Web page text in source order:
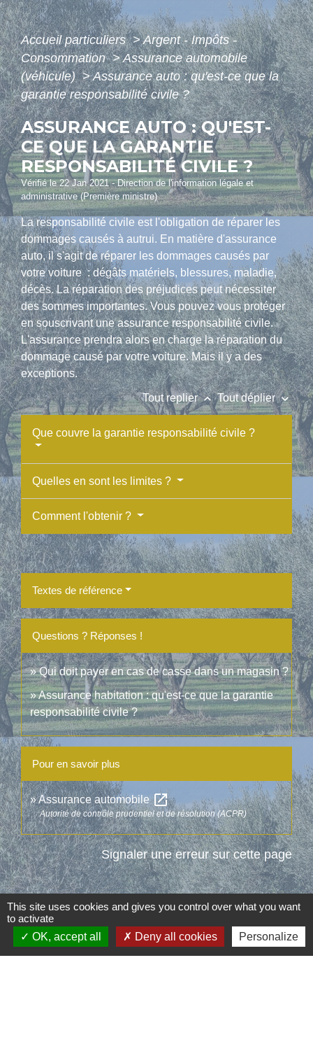
Accueil particuliers> Argent - Impôts -
Consommation> Assurance automobile
(véhicule)> Assurance auto : qu'est-ce que la
garantie responsabilité civile ?
ASSURANCE AUTO : QU'EST-
CE QUE LA GARANTIE
RESPONSABILITÉ CIVILE ?
Vérifié le 22 Jan 2021 - Direction de l'information légale et
administrative (Première ministre)
La responsabilité civile est l'obligation de réparer les
dommages causés à autrui. En matière d'assurance
auto, il s'agit de réparer les dommages causés par
votre voiture : dégâts matériels, blessures, maladie,
décès. La réparation des préjudices peut nécessiter
des sommes importantes. Vous pouvez vous protéger
en souscrivant une assurance responsabilité civile.
L'assurance prendra alors en charge la réparation du
dommage causé par votre voiture. Mais il y a des
exceptions.
Tout replierkeyboard_arrow_up Tout déplierkeyboard_arrow_down
Que couvre la garantie responsabilité civile ?
Quelles en sont les limites ?
Comment l'obtenir ?
Textes de référence
Questions ? Réponses !
Qui doit payer en cas de casse dans un magasin ?
Assurance habitation : qu'est-ce que la garantie
responsabilité civile ?
Pour en savoir plus
Assurance automobileopen_in_new
Autorité de contrôle prudentiel et de résolution (ACPR)
Signaler une erreur sur cette page
Contacts
This site uses cookies and gives you control over what you want
to activate
OK, accept all
Deny all cookies Personalize